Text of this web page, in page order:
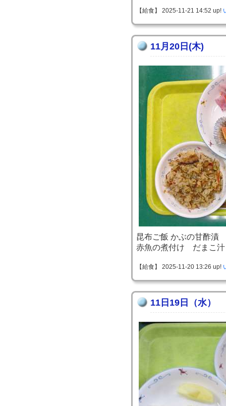
【給食】 2025-11-21 14:52 up!
11月20日(木)
昆布ご飯 かぶの甘酢漬
赤魚の煮付け だまこ汁
【給食】 2025-11-20 13:26 up!
11日19日（水）